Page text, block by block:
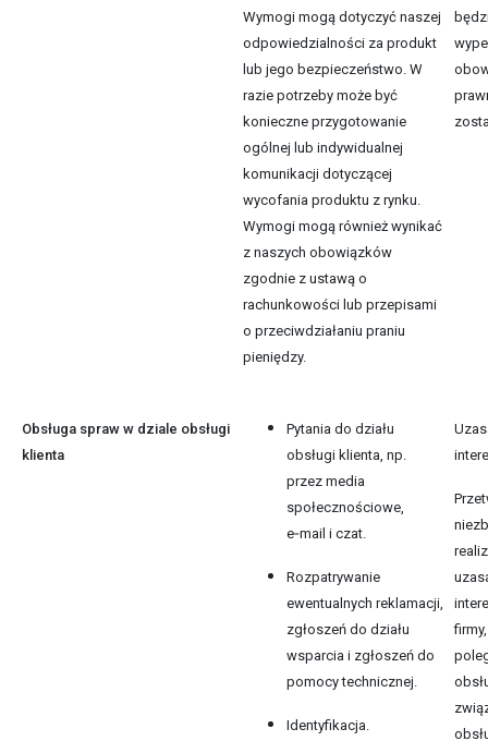
Wymogi mogą dotyczyć naszej
odpowiedzialności za produkt
lub jego bezpieczeństwo. W
razie potrzeby może być
konieczne przygotowanie
ogólnej lub indywidualnej
komunikacji dotyczącej
wycofania produktu z rynku.
Wymogi mogą również wynikać
z naszych obowiązków
zgodnie z ustawą o
rachunkowości lub przepisami
o przeciwdziałaniu praniu
pieniędzy.
Obsługa spraw w dziale obsługi
klienta
Pytania do działu
obsługi klienta, np.
przez media
społecznościowe,
e‑mail i czat.
Rozpatrywanie
ewentualnych reklamacji,
zgłoszeń do działu
wsparcia i zgłoszeń do
pomocy technicznej.
Identyfikacja.